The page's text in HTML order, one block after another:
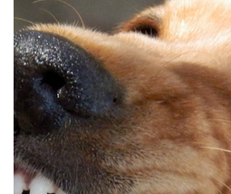
Higiene
Saúde